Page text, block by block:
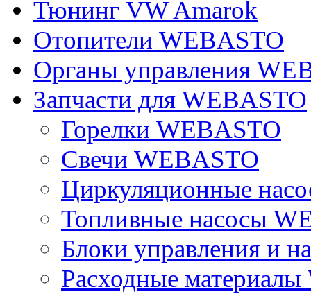
Тюнинг VW Amarok
Отопители WEBASTO
Органы управления
Запчасти для WEBASTO
Горелки WEBASTO
Свечи WEBASTO
Циркуляционные
Топливные насосы
Блоки управления и
Расходные